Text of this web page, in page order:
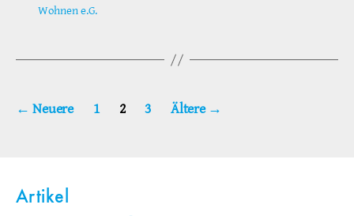
Wohnen e.G.
Seitennummerierung
← Neuere 1 2 3 Ältere →
Artikel